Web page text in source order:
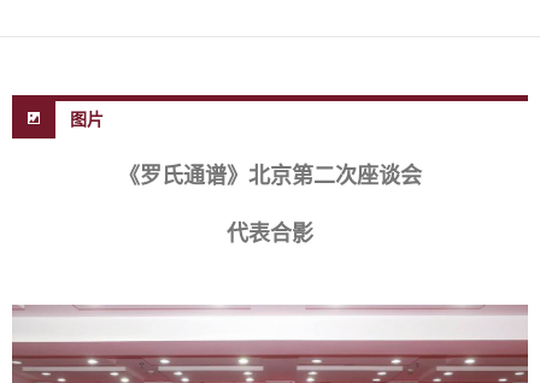
图片
《罗氏通谱》北京第二次座谈会
代表合影